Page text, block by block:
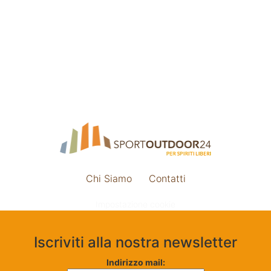
Chi Siamo Contatti
Iscriviti alla nostra newsletter
Indirizzo mail: